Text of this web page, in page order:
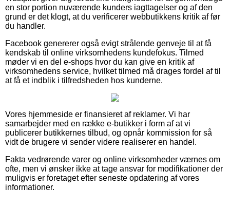
en stor portion nuværende kunders iagttagelser og af den
grund er det klogt, at du verificerer webbutikkens kritik af før
du handler.
Facebook genererer også evigt strålende genveje til at få
kendskab til online virksomhedens kundefokus. Tilmed
møder vi en del e-shops hvor du kan give en kritik af
virksomhedens service, hvilket tilmed må drages fordel af til
at få et indblik i tilfredsheden hos kunderne.
Vores hjemmeside er finansieret af reklamer. Vi har
samarbejder med en række e-butikker i form af at vi
publicerer butikkernes tilbud, og opnår kommission for så
vidt de brugere vi sender videre realiserer en handel.
Fakta vedrørende varer og online virksomheder værnes om
ofte, men vi ønsker ikke at tage ansvar for modifikationer der
muligvis er foretaget efter seneste opdatering af vores
informationer.